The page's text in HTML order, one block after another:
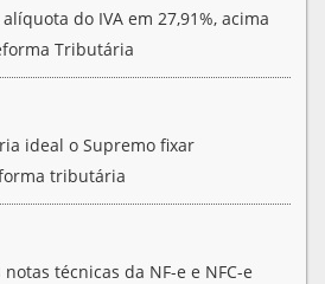
do IVA em 27,91%, acima
Tributária
ideal o Supremo fixar
tributária
técnicas da NF-e e NFC-e